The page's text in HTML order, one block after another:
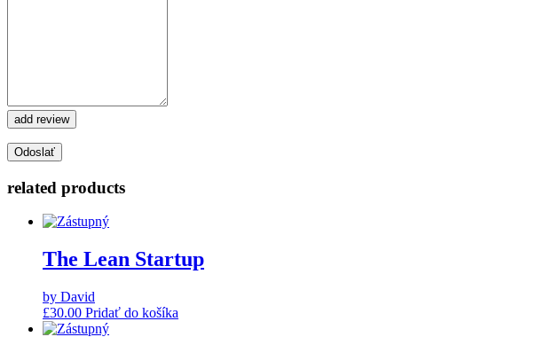
add review
related products
The Lean Startup
by David
£30.00 Pridať do košíka